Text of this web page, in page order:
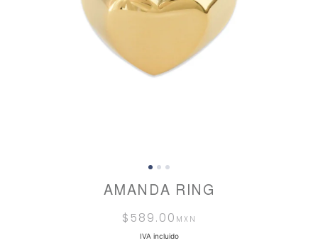
AMANDA RING
$ 589.00
IVA incluido